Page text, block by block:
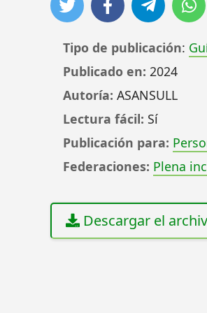
Tipo de publicación:
Publicado en: 2024
Autoría: ASANSULL
Lectura fácil: Sí
Publicación para:
Federaciones: Plena
Descargar el